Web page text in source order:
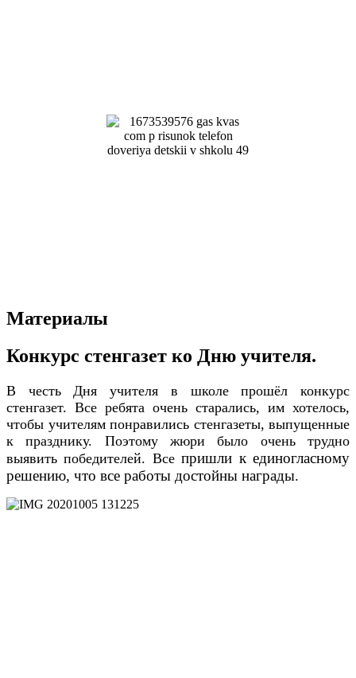
Материалы
Конкурс стенгазет ко Дню учителя.
В честь Дня учителя в школе прошёл конкурс
стенгазет. Все ребята очень старались, им хотелось,
чтобы учителям понравились стенгазеты, выпущенные
к празднику. Поэтому жюри было очень трудно
выявить победителей. Всепришли к единогласному
решению, что все работы достойны награды.